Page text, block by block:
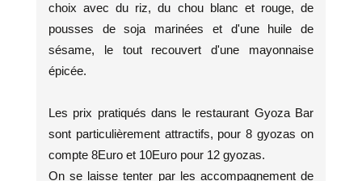
choix avec du riz, du chou blanc et rouge, de
pousses de soja marinées et d'une huile de
sésame, le tout recouvert d'une mayonnaise
épicée.
Les prix pratiqués dans le restaurant Gyoza Bar
sont particulièrement attractifs, pour 8 gyozas on
compte 8Euro et 10Euro pour 12 gyozas.
On se laisse tenter par les accompagnement de